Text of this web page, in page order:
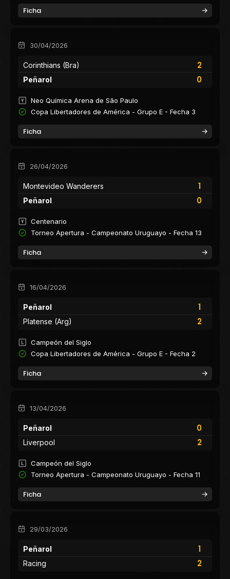
Ficha
30/04/2026
Corinthians (Bra)
2
0
Peñarol
Neo Química Arena de São Paulo
Copa Libertadores de América - Grupo E - Fecha 3
Ficha
26/04/2026
Montevideo Wanderers
1
0
Peñarol
Centenario
Torneo Apertura - Campeonato Uruguayo - Fecha 13
Ficha
16/04/2026
Peñarol
1
2
Platense (Arg)
Campeón del Siglo
Copa Libertadores de América - Grupo E - Fecha 2
Ficha
13/04/2026
Peñarol
0
2
Liverpool
Campeón del Siglo
Torneo Apertura - Campeonato Uruguayo - Fecha 11
Ficha
29/03/2026
Peñarol
1
2
Racing